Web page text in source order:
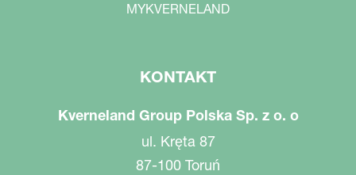
MYKVERNELAND
KONTAKT
Kverneland Group Polska Sp. z o. o
ul. Kręta 87
87-100 Toruń